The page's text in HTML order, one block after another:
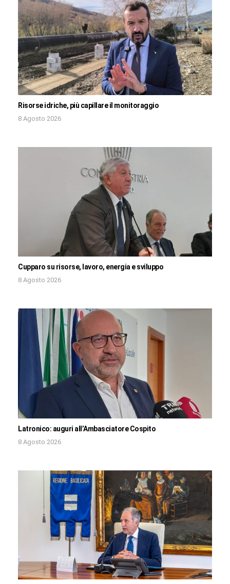
Risorse idriche, più capillare il monitoraggio
8 Agosto 2026
Cupparo su risorse, lavoro, energia e sviluppo
8 Agosto 2026
Latronico: auguri all’Ambasciatore Cospito
8 Agosto 2026